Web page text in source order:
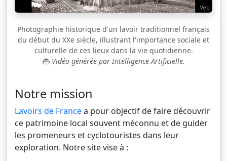
Photographie historique d'un lavoir traditionnel français
du début du XXe siècle, illustrant l'importance sociale et
culturelle de ces lieux dans la vie quotidienne.
Vidéo générée par Intelligence Artificielle.
Notre mission
Lavoirs de Francea pour objectif de faire découvrir
ce patrimoine local souvent méconnu et de guider
les promeneurs et cyclotouristes dans leur
exploration. Notre site vise à :